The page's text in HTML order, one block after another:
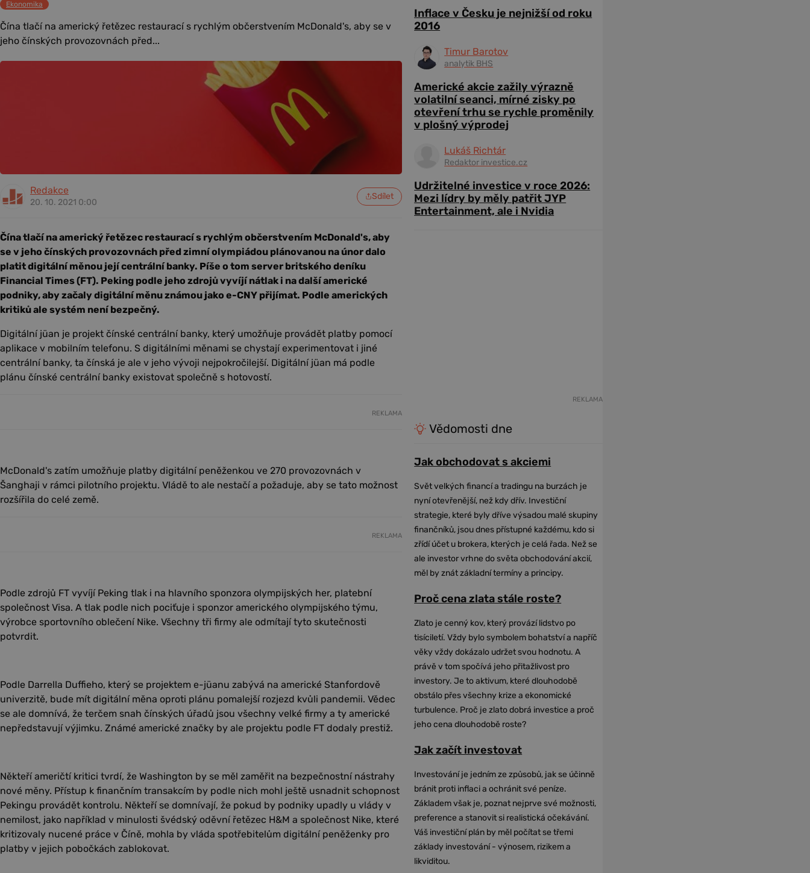
Ekonomika
Čína tlačí na americký řetězec restaurací s rychlým občerstvením McDonald's, aby se v
jeho čínských provozovnách před...
Redakce
20. 10. 2021 0:00
Sdílet
Čína tlačí na americký řetězec restaurací s rychlým občerstvením McDonald's, aby
se v jeho čínských provozovnách před zimní olympiádou plánovanou na únor dalo
platit digitální měnou její centrální banky. Píše o tom server britského deníku
Financial Times (FT). Peking podle jeho zdrojů vyvíjí nátlak i na další americké
podniky, aby začaly digitální měnu známou jako e-CNY přijímat. Podle amerických
kritiků ale systém není bezpečný.
Digitální jüan je projekt čínské centrální banky, který umožňuje provádět platby pomocí
aplikace v mobilním telefonu. S digitálními měnami se chystají experimentovat i jiné
centrální banky, ta čínská je ale v jeho vývoji nejpokročilejší. Digitální jüan má podle
plánu čínské centrální banky existovat společně s hotovostí.
REKLAMA
McDonald's zatím umožňuje platby digitální peněženkou ve 270 provozovnách v
Šanghaji v rámci pilotního projektu. Vládě to ale nestačí a požaduje, aby se tato možnost
rozšířila do celé země.
REKLAMA
Podle zdrojů FT vyvíjí Peking tlak i na hlavního sponzora olympijských her, platební
společnost Visa. A tlak podle nich pociťuje i sponzor amerického olympijského týmu,
výrobce sportovního oblečení Nike. Všechny tři firmy ale odmítají tyto skutečnosti
potvrdit.
Podle Darrella Duffieho, který se projektem e-jüanu zabývá na americké Stanfordově
univerzitě, bude mít digitální měna oproti plánu pomalejší rozjezd kvůli pandemii. Vědec
se ale domnívá, že terčem snah čínských úřadů jsou všechny velké firmy a ty americké
nepředstavují výjimku. Známé americké značky by ale projektu podle FT dodaly prestiž.
Někteří američtí kritici tvrdí, že Washington by se měl zaměřit na bezpečnostní nástrahy
nové měny. Přístup k finančním transakcím by podle nich mohl ještě usnadnit schopnost
Pekingu provádět kontrolu. Někteří se domnívají, že pokud by podniky upadly u vlády v
nemilost, jako například v minulosti švédský oděvní řetězec H&M a společnost Nike, které
kritizovaly nucené práce v Číně, mohla by vláda spotřebitelům digitální peněženky pro
platby v jejich pobočkách zablokovat.
Inflace v Česku je nejnižší od roku
2016
Timur Barotov
analytik BHS
Americké akcie zažily výrazně
volatilní seanci, mírné zisky po
otevření trhu se rychle proměnily
v plošný výprodej
Lukáš Richtár
Redaktor investice.cz
Udržitelné investice v roce 2026:
Mezi lídry by měly patřit JYP
Entertainment, ale i Nvidia
REKLAMA
Vědomosti dne
Jak obchodovat s akciemi
Svět velkých financí a tradingu na burzách je
nyní otevřenější, než kdy dřív. Investiční
strategie, které byly dříve výsadou malé skupiny
finančníků, jsou dnes přístupné každému, kdo si
zřídí účet u brokera, kterých je celá řada. Než se
ale investor vrhne do světa obchodování akcií,
měl by znát základní termíny a principy.
Proč cena zlata stále roste?
Zlato je cenný kov, který provází lidstvo po
tisíciletí. Vždy bylo symbolem bohatství a napříč
věky vždy dokázalo udržet svou hodnotu. A
právě v tom spočívá jeho přitažlivost pro
investory. Je to aktivum, které dlouhodobě
obstálo přes všechny krize a ekonomické
turbulence. Proč je zlato dobrá investice a proč
jeho cena dlouhodobě roste?
Jak začít investovat
Investování je jedním ze způsobů, jak se účinně
bránit proti inflaci a ochránit své peníze.
Základem však je, poznat nejprve své možnosti,
preference a stanovit si realistická očekávání.
Váš investiční plán by měl počítat se třemi
základy investování - výnosem, rizikem a
likviditou.